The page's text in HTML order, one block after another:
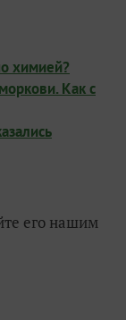
химией?
Как с
его нашим